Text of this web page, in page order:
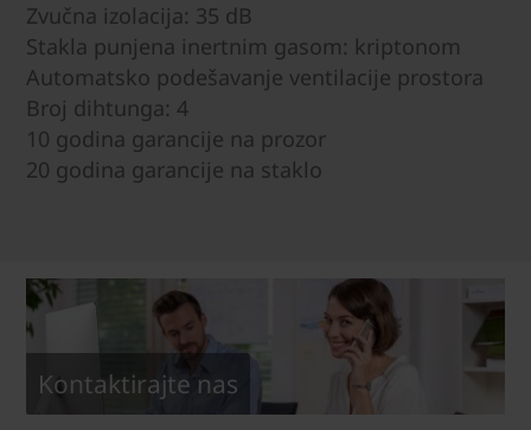
Zvučna izolacija: 35 dB
Stakla punjena inertnim gasom: kriptonom
Automatsko podešavanje ventilacije prostora
Broj dihtunga: 4
10 godina garancije na prozor
20 godina garancije na staklo
Kontaktirajte nas